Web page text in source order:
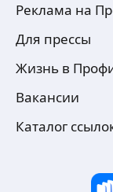
Реклама на
Для прессы
Жизнь в
Вакансии
Каталог